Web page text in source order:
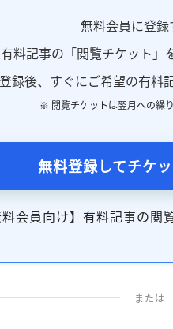
無料会員に登録
有料記事の「閲覧チケット」
登録後、すぐにご希望の有料
※ 閲覧チケットは翌月への繰
無料登録してチケ
料会員向け】有料記事の閲
または